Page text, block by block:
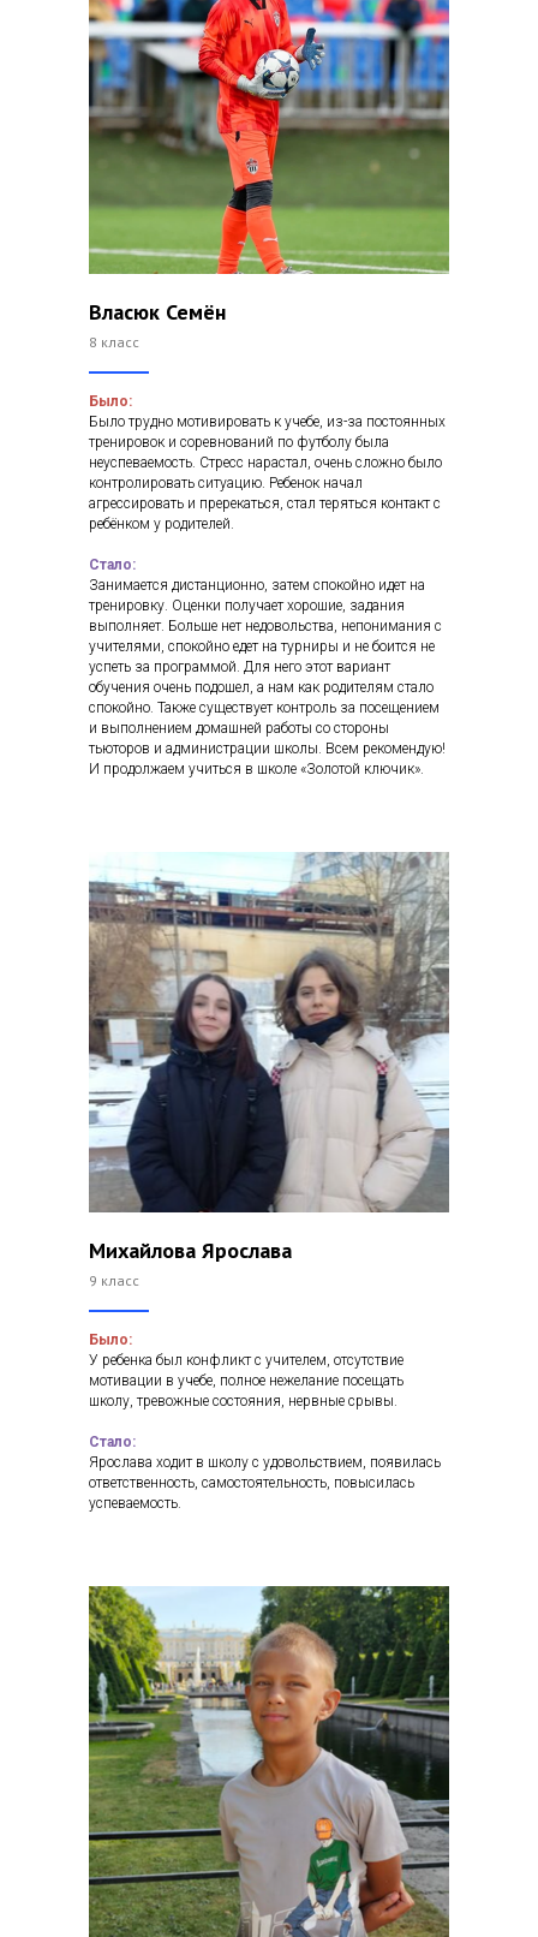
Власюк Семён
8 класс
Было:
Было трудно мотивировать к учебе, из-за постоянных
тренировок и соревнований по футболу была
неуспеваемость. Стресс нарастал, очень сложно было
контролировать ситуацию. Ребенок начал
агрессировать и пререкаться, стал теряться контакт с
ребёнком у родителей.
Стало:
Занимается дистанционно, затем спокойно идет на
тренировку. Оценки получает хорошие, задания
выполняет. Больше нет недовольства, непонимания с
учителями, спокойно едет на турниры и не боится не
успеть за программой. Для него этот вариант
обучения очень подошел, а нам как родителям стало
спокойно. Также существует контроль за посещением
и выполнением домашней работы со стороны
тьюторов и администрации школы. Всем рекомендую!
И продолжаем учиться в школе «Золотой ключик».
Михайлова Ярослава
9 класс
Было:
У ребенка был конфликт с учителем, отсутствие
мотивации в учебе, полное нежелание посещать
школу, тревожные состояния, нервные срывы.
Стало:
Ярослава ходит в школу с удовольствием, появилась
ответственность, самостоятельность, повысилась
успеваемость.